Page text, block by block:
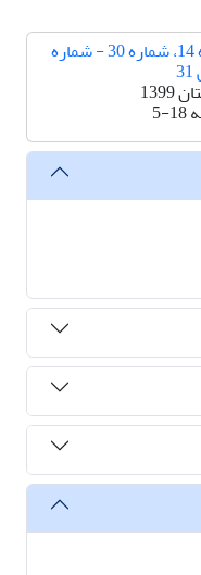
دوره 14، شماره 30 - شماره
5-18